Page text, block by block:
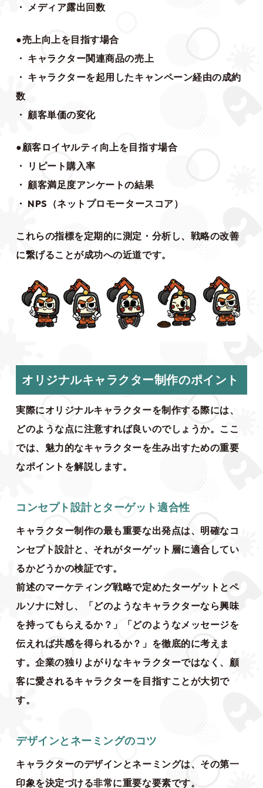
・ メディア露出回数
●売上向上を目指す場合
・ キャラクター関連商品の売上
・ キャラクターを起用したキャンペーン経由の成約
数
・ 顧客単価の変化
●顧客ロイヤルティ向上を目指す場合
・ リピート購入率
・ 顧客満足度アンケートの結果
・ NPS（ネットプロモータースコア）
これらの指標を定期的に測定・分析し、戦略の改善
に繋げることが成功への近道です。
オリジナルキャラクター制作のポイント
実際にオリジナルキャラクターを制作する際には、
どのような点に注意すれば良いのでしょうか。ここ
では、魅力的なキャラクターを生み出すための重要
なポイントを解説します。
コンセプト設計とターゲット適合性
キャラクター制作の最も重要な出発点は、明確なコ
ンセプト設計と、それがターゲット層に適合してい
るかどうかの検証です。
前述のマーケティング戦略で定めたターゲットとペ
ルソナに対し、「どのようなキャラクターなら興味
を持ってもらえるか？」「どのようなメッセージを
伝えれば共感を得られるか？」を徹底的に考えま
す。企業の独りよがりなキャラクターではなく、顧
客に愛されるキャラクターを目指すことが大切で
す。
デザインとネーミングのコツ
キャラクターのデザインとネーミングは、その第一
印象を決定づける非常に重要な要素です。